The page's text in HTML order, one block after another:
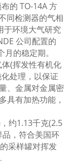
的 TO-14A 方
同检测器的气相
于环境大气研究
公司配置的
的稳定期。
(挥发性有机化
处理，以保证
、金属对金属密
具有加热功能，
约1.13千克(2.5
，符合美国环
采样罐对挥发